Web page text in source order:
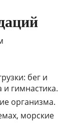
бег и
и гимнастика.
организма.
морские